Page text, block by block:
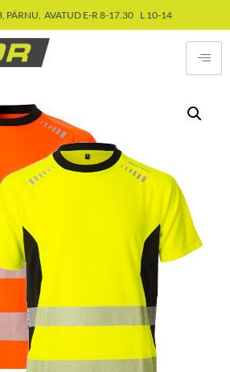
PÄRNU, AVATUD E-R 8-17.30 L 10-14